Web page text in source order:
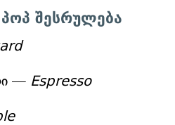
შესრულება
— Espresso